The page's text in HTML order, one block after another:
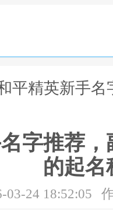
平精英新手
字推荐
的起名
03-24 18:52:05